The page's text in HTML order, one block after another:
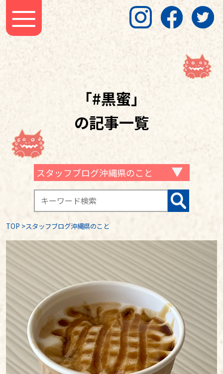
「#黒蜜」
の記事一覧
スタッフブログ沖縄県のこと
TOP >スタッフブログ沖縄県のこと